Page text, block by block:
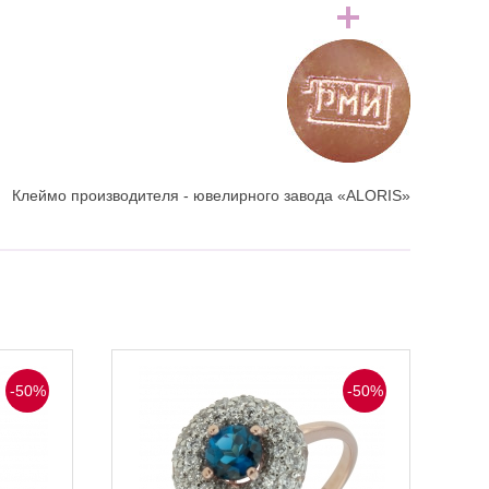
Клеймо производителя - ювелирного завода «ALORIS»
-50% -50%